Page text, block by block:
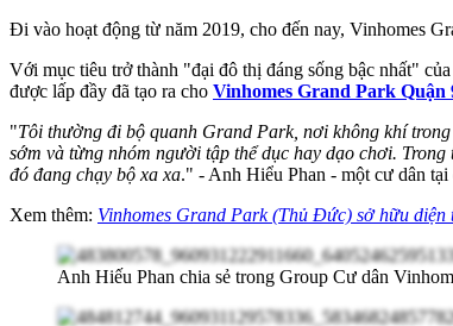
Đi vào hoạt động từ năm 2019, cho đến nay, Vinhomes
Với mục tiêu trở thành "đại đô thị đáng sống bậc nhất"
được lấp đầy đã tạo ra cho Vinhomes Grand Park Quận
"Tôi thường đi bộ quanh Grand Park, nơi không khí
sớm và từng nhóm người tập thể dục hay dạo chơi.
đó đang chạy bộ xa xa." - Anh Hiểu Phan - một cư dân tại
Xem thêm: Vinhomes Grand Park (Thủ Đức) sở hữu
Anh Hiếu Phan chia sẻ trong Group Cư dân